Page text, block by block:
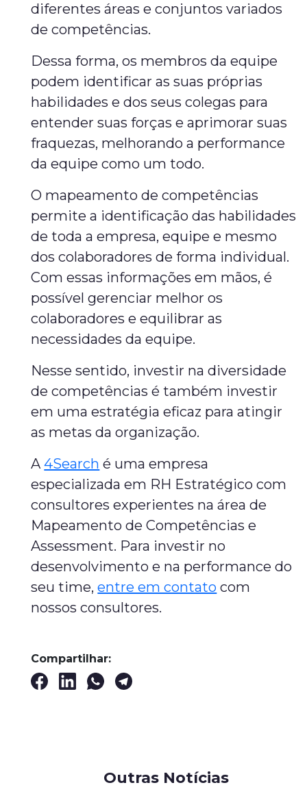
diferentes áreas e conjuntos variados
de competências.
Dessa forma, os membros da equipe
podem identificar as suas próprias
habilidades e dos seus colegas para
entender suas forças e aprimorar suas
fraquezas, melhorando a performance
da equipe como um todo.
O mapeamento de competências
permite a identificação das habilidades
de toda a empresa, equipe e mesmo
dos colaboradores de forma individual.
Com essas informações em mãos, é
possível gerenciar melhor os
colaboradores e equilibrar as
necessidades da equipe.
Nesse sentido, investir na diversidade
de competências é também investir
em uma estratégia eficaz para atingir
as metas da organização.
A4Search é uma empresa
especializada em RH Estratégico com
consultores experientes na área de
Mapeamento de Competências e
Assessment. Para investir no
desenvolvimento e na performance do
seu time,entre em contato com
nossos consultores.
Compartilhar:
Outras Notícias